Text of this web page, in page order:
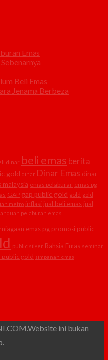
Emas
Beli Emas
Jenama Berbeza
dinar beli emas berita
gold dinar Dinar Emas dinar
malaysia emas pelaburan emas pg
GAP gap public gold gold gold
metro inflasi jual beli emas jual
pelaburan emas
emas pg promosi public
public silver Rahsia Emas seminar
public gold simpanan emas
ini bukan